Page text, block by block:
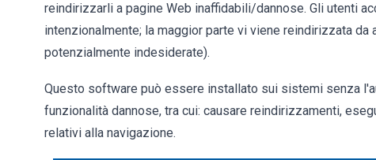
reindirizzarli a pagine Web inaffidabili/dannose. Gli utenti
intenzionalmente; la maggior parte vi viene reindirizzata
potenzialmente indesiderate).
Questo software può essere installato sui sistemi senza
funzionalità dannose, tra cui: causare reindirizzamenti,
relativi alla navigazione.